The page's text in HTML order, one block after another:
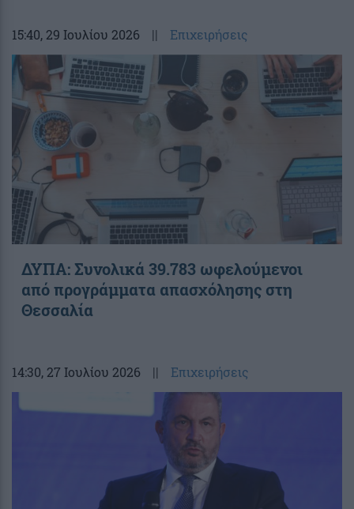
15:40, 29 Ιουλίου 2026 || Επιχειρήσεις
ΔΥΠΑ: Συνολικά 39.783 ωφελούμενοι
από προγράμματα απασχόλησης στη
Θεσσαλία
14:30, 27 Ιουλίου 2026 || Επιχειρήσεις